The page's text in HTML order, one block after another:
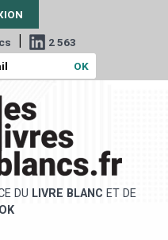
| 2 563
DU LIVRE BLANC ET DE